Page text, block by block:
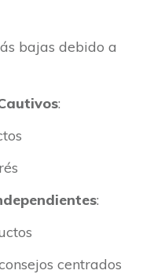
bajas debido a
:
:
centrados